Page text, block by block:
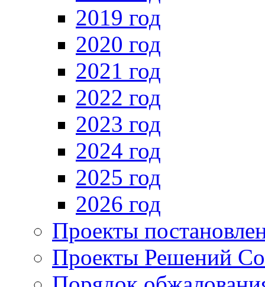
2019 год
2020 год
2021 год
2022 год
2023 год
2024 год
2025 год
2026 год
Проекты
Проекты Решений